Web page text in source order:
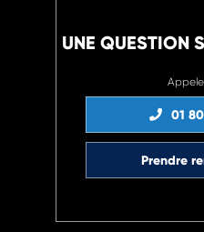
UNE QUESTION
01
Prendre